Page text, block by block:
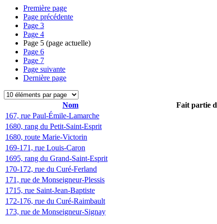
Première page
Page précédente
Page 3
Page 4
Page 5 (page actuelle)
Page 6
Page 7
Page suivante
Dernière page
Nom
Fait partie
167, rue Paul-Émile-Lamarche
1680, rang du Petit-Saint-Esprit
1680, route Marie-Victorin
169-171, rue Louis-Caron
1695, rang du Grand-Saint-Esprit
170-172, rue du Curé-Ferland
171, rue de Monseigneur-Plessis
1715, rue Saint-Jean-Baptiste
172-176, rue du Curé-Raimbault
173, rue de Monseigneur-Signay